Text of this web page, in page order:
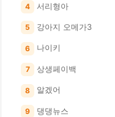
4 서리형아
5 강아지 오메가3
6 나이키
7 상생페이백
8 알겠어
9 댕댕뉴스